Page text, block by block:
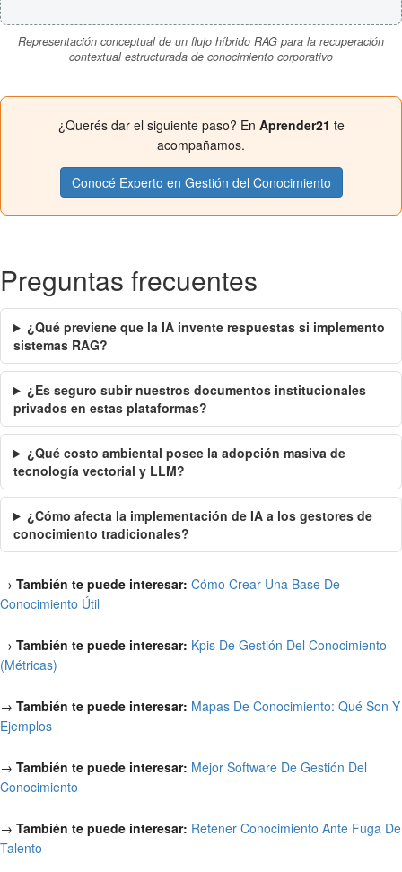
Representación conceptual de un flujo híbrido RAG para la recuperación
contextual estructurada de conocimiento corporativo
¿Querés dar el siguiente paso? En Aprender21 te
acompañamos.
Conocé Experto en Gestión del Conocimiento
Preguntas frecuentes
¿Qué previene que la IA invente respuestas si implemento
sistemas RAG?
¿Es seguro subir nuestros documentos institucionales
privados en estas plataformas?
¿Qué costo ambiental posee la adopción masiva de
tecnología vectorial y LLM?
¿Cómo afecta la implementación de IA a los gestores de
conocimiento tradicionales?
→ También te puede interesar: Cómo Crear Una Base De
Conocimiento Útil
→ También te puede interesar: Kpis De Gestión Del Conocimiento
(Métricas)
→ También te puede interesar: Mapas De Conocimiento: Qué Son Y
Ejemplos
→ También te puede interesar: Mejor Software De Gestión Del
Conocimiento
→ También te puede interesar: Retener Conocimiento Ante Fuga De
Talento